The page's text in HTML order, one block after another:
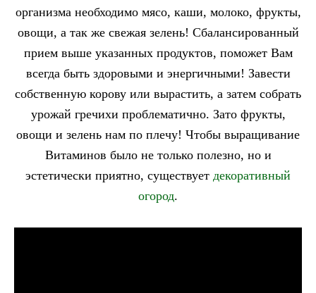
организма необходимо мясо, каши, молоко, фрукты,
овощи, а так же свежая зелень! Сбалансированный
прием выше указанных продуктов, поможет Вам
всегда быть здоровыми и энергичными! Завести
собственную корову или вырастить, а затем собрать
урожай гречихи проблематично. Зато фрукты,
овощи и зелень нам по плечу! Чтобы выращивание
Витаминов было не только полезно, но и
эстетически приятно, существует декоративный
огород.